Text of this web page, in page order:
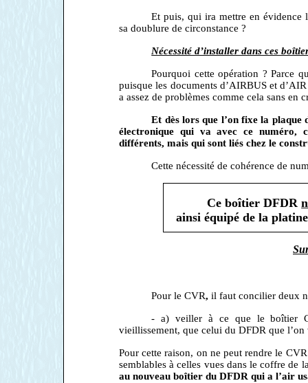
Et puis, qui ira mettre en évidence
sa doublure de circonstance ?
Nécessité d’installer dans ces
Pourquoi cette opération ? Parce
puisque les documents d’AIRBUS et
a assez de problèmes comme cela sans en
Et dès lors que l’on fixe la plaque
électronique qui va avec ce numéro,
différents, mais qui sont liés chez le
Cette nécessité de cohérence de
Ce boîtier DFDR
ainsi équipé de la
Pour le CVR, il faut concilier deux
- a) veiller à ce que le boîtier
vieillissement, que celui du DFDR que l’on
Pour cette raison, on ne peut rendre le
semblables à celles vues dans le coffre de
au nouveau boîtier du DFDR qui a l’air